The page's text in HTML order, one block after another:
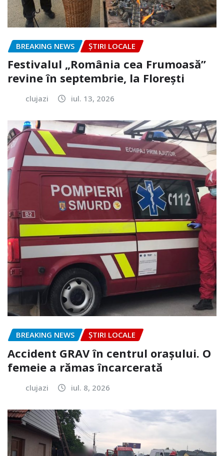
BREAKING NEWS ȘTIRI LOCALE
Festivalul „România cea Frumoasă”
revine în septembrie, la Florești
clujazi iul. 13, 2026
BREAKING NEWS ȘTIRI LOCALE
Accident GRAV în centrul orașului. O
femeie a rămas încarcerată
clujazi iul. 8, 2026